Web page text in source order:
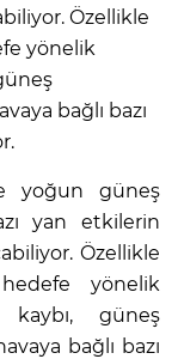
Özellikle
yönelik
bağlı bazı
yoğun güneş
yan etkilerin
Özellikle
yönelik
kaybı, güneş
bağlı bazı